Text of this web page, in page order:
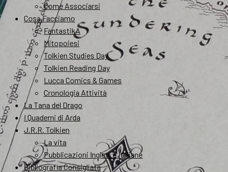
Come Associarsi
Cosa Facciamo
FantastikA
Mitopoiesi
Tolkien Studies Day
Tolkien Reading Day
Lucca Comics & Games
Cronologia Attività
La Tana del Drago
I Quaderni di Arda
J.R.R. Tolkien
La vita
Pubblicazioni Inglesi e Italiane
Bibliografia Consigliata